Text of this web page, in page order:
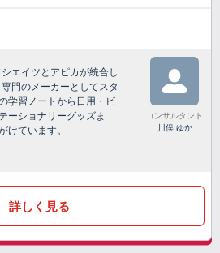
エイツとアピカが統合し
門のメーカーとしてスタ
学習ノートから日用・ビ
ーショナリーグッズま
けています。
コンサルタント
川俣 ゆか
詳しく見る